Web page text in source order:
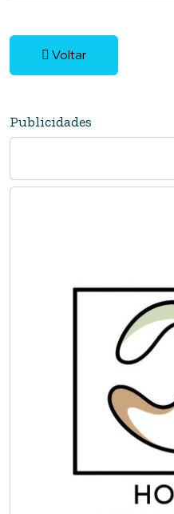
Voltar
Publicidades